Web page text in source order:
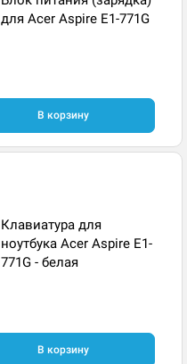
для Acer Aspire E1-771G
В корзину
Клавиатура для
ноутбука Acer Aspire E1-
771G - белая
В корзину